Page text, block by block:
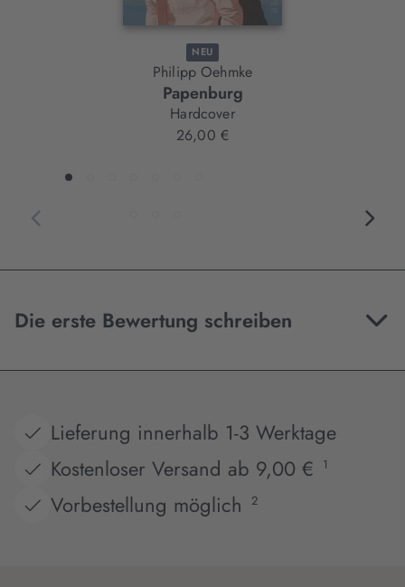
NEU
Philipp Oehmke
Papenburg
Hardcover
26,00 €
Die erste Bewertung schreiben
Lieferung innerhalb 1-3 Werktage
Kostenloser Versand ab 9,00 €
1
Vorbestellung möglich 2